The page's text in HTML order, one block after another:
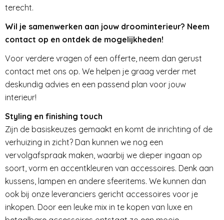
terecht.
Wil je samenwerken aan jouw droominterieur? Neem
contact op en ontdek de mogelijkheden!
Voor verdere vragen of een offerte, neem dan gerust
contact met ons op. We helpen je graag verder met
deskundig advies en een passend plan voor jouw
interieur!
Styling en finishing touch
Zijn de basiskeuzes gemaakt en komt de inrichting of de
verhuizing in zicht? Dan kunnen we nog een
vervolgafspraak maken, waarbij we dieper ingaan op
soort, vorm en accentkleuren van accessoires. Denk aan
kussens, lampen en andere sfeeritems. We kunnen dan
ook bij onze leveranciers gericht accessoires voor je
inkopen. Door een leuke mix in te kopen van luxe en